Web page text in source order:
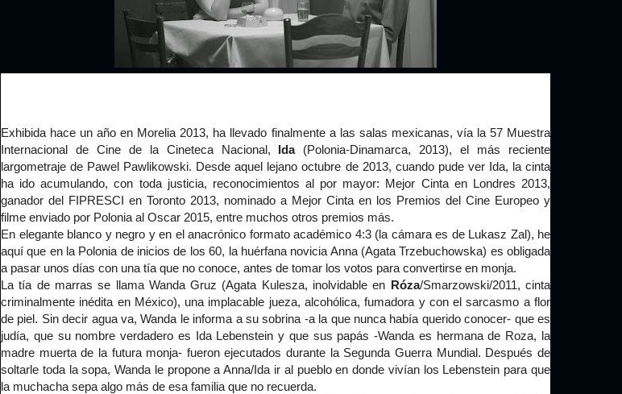
Exhibida hace un año en Morelia 2013, ha llevado finalmente a las salas mexicanas, vía la 57 Muestra
Internacional de Cine de la Cineteca Nacional, Ida(Polonia-Dinamarca, 2013), el más reciente
largometraje de Pawel Pawlikowski. Desde aquel lejano octubre de 2013, cuando pude ver Ida, la cinta
ha ido acumulando, con toda justicia, reconocimientos al por mayor: Mejor Cinta en Londres 2013,
ganador del FIPRESCI en Toronto 2013, nominado a Mejor Cinta en los Premios del Cine Europeo y
filme enviado por Polonia al Oscar 2015, entre muchos otros premios más.
En elegante blanco y negro y en el anacrónico formato académico 4:3 (la cámara es de Lukasz Zal), he
aquí que en la Polonia de inicios de los 60, la huérfana novicia Anna (Agata Trzebuchowska) es obligada
a pasar unos días con una tía que no conoce, antes de tomar los votos para convertirse en monja.
La tía de marras se llama Wanda Gruz (Agata Kulesza, inolvidable en Róza/Smarzowski/2011, cinta
criminalmente inédita en México), una implacable jueza, alcohólica, fumadora y con el sarcasmo a flor
de piel. Sin decir agua va, Wanda le informa a su sobrina -a la que nunca había querido conocer- que es
judía, que su nombre verdadero es Ida Lebenstein y que sus papás -Wanda es hermana de Roza, la
madre muerta de la futura monja- fueron ejecutados durante la Segunda Guerra Mundial. Después de
soltarle toda la sopa, Wanda le propone a Anna/Ida ir al pueblo en donde vivían los Lebenstein para que
la muchacha sepa algo más de esa familia que no recuerda.